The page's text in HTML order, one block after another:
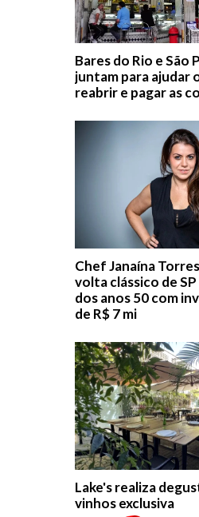
Bares do Rio e São
juntam para ajudar
reabrir e pagar as
Chef Janaína
volta clássico de
dos anos 50 com
de R$ 7 mi
Lake's realiza
vinhos exclusiva